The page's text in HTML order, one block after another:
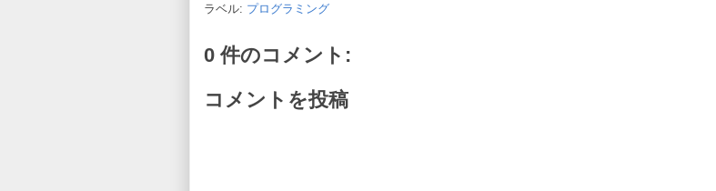
ラベル: プログラミング
0 件のコメント:
コメントを投稿